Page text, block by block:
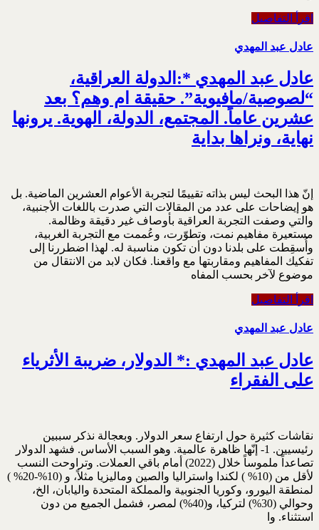
اقرأ التفاصيل
عادل عبد المهدي
عادل عبد المهدي *:الدولة العراقية،
“لصوصية/مافيوية”. حقيقة ام وهم؟ بعد
عشرين عاماً. المجتمع، الدولة، الهوية. يرونها
نهاية، ونراها بداية
إنّ هذا البحث ليس بذاته تقييمًا لتجربة الأعوام العشرين الماضية. بل
هو إيضاحات على عدد من المقالات التي صدرت باللغات الأجنبية،
والتي وصفت التجربة العراقية بأوصاف غير دقيقة وظالمة.
مستعيرة مفاهيم نمت، وتطوّرت، وعُممت مع التجربة الغربية،
وأُسقِطت على بلدنا دون أن تكون مناسبة له. لهذا اضطررنا إلى
تفكيك المفاهيم ومقاربتها مع واقعنا. فكان لابد من الانتقال من
موضوع لآخر بحسب المفاه
اقرأ التفاصيل
عادل عبد المهدي
عادل عبد المهدي :* الدولار، ضريبة الأثرياء
على الفقراء
نقاشات كثيرة حول ارتفاع سعر الدولار. وبعجالة نذكر سببين
رئيسيين. 1- إنّها ظاهرة عالمية. وهو السبب الأساس. فشهد الدولار
تصاعداً ملموساً خلال (2022) أمام باقي العملات. وتراوحت النسب
لأقل من (10% ) لكندا واستراليا والصين وماليزيا مثلاً، و (10%-20% )
لمنطقة اليورو، وكوريا الجنوبية والمملكة المتحدة واليابان، الخ،
وحوالي (30%) لتركيا، و(40%) لمصر، فشمل الجميع من دون
استثناء. وا